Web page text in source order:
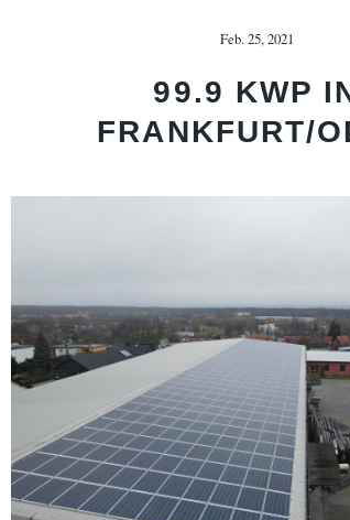
Feb. 25, 2021
99.9 KWP
FRANKFURT/